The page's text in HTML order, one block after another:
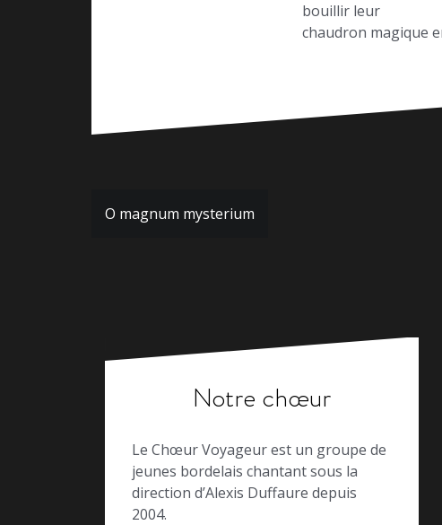
bouillir leur
chaudron magique
Navigation
O magnum mysterium
Notre chœur
Le Chœur Voyageur est un groupe de
jeunes bordelais chantant sous la
direction d’Alexis Duffaure depuis
2004.